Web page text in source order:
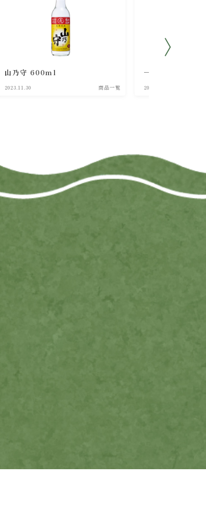
山乃守 600ml
2023.11.30 商品一覧
一洲 300ml
2023.11.30